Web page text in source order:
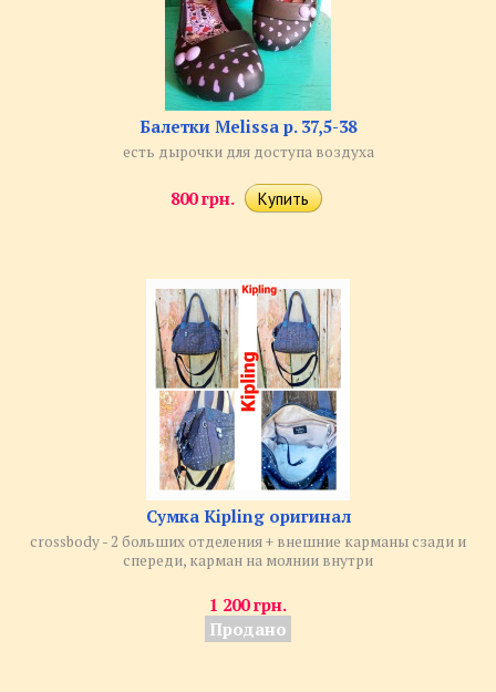
Балетки Melissa р. 37,5-38
есть дырочки для доступа воздуха​
800 грн.
Сумка Kipling оригинал
crossbody - 2 больших отделения + внешние карманы сзади и
спереди, карман на молнии внутри
1 200 грн.
Продано